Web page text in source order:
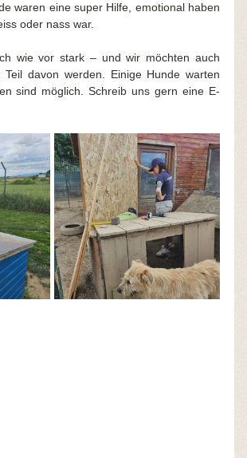
waren eine super Hilfe, emotional haben
oder nass war.
wie vor stark – und wir möchten auch
davon werden. Einige Hunde warten
sind möglich. Schreib uns gern eine E-